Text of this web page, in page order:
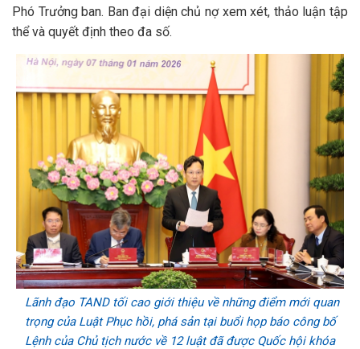
Phó Trưởng ban. Ban đại diện chủ nợ xem xét, thảo luận tập
thể và quyết định theo đa số.
Lãnh đạo TAND tối cao giới thiệu về những điểm mới quan
trọng của Luật Phục hồi, phá sản tại buổi họp báo công bố
Lệnh của Chủ tịch nước về 12 luật đã được Quốc hội khóa